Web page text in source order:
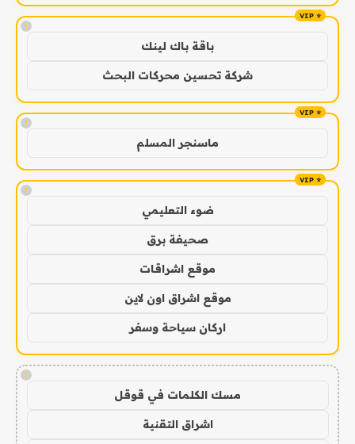
!
باقة باك لينك
شركة تحسين محركات البحث
!
ماسنجر المسلم
!
ضوء التعليمي
صحيفة برق
موقع اشراقات
موقع اشراق اون لاين
اركان سياحة وسفر
!
مسك الكلمات في قوقل
اشراق التقنية